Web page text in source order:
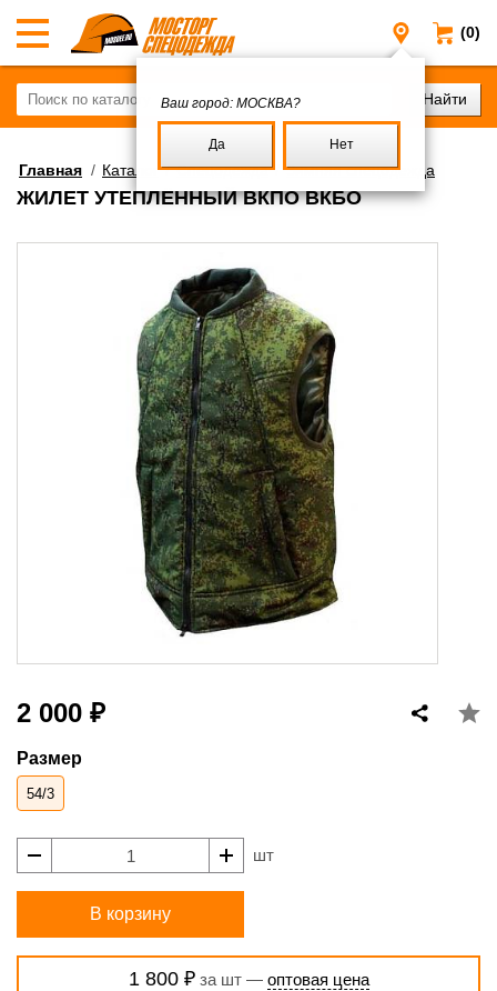
(0)
Москва
Ваш город: МОСКВА?
Да Нет
Главная / Каталог/Спецодежда/Зимняя спецодежда
ЖИЛЕТ УТЕПЛЁННЫЙ ВКПО ВКБО
2 000 ₽
Размер
54/3
шт
В корзину
1 800 ₽за шт — оптовая цена